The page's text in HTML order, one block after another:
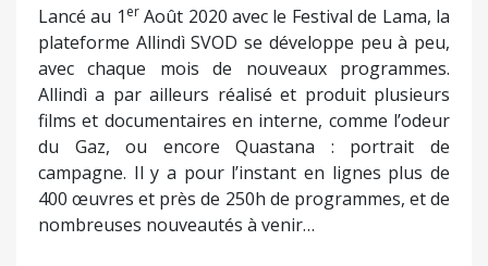
Lancé au 1 erAoût 2020 avec le Festival de Lama, la
plateforme Allindì SVOD se développe peu à peu,
avec chaque mois de nouveaux programmes.
Allindì a par ailleurs réalisé et produit plusieurs
films et documentaires en interne, comme l’odeur
du Gaz, ou encore Quastana : portrait de
campagne. Il y a pour l’instant en lignes plus de
400 œuvres et près de 250h de programmes, et de
nombreuses nouveautés à venir…